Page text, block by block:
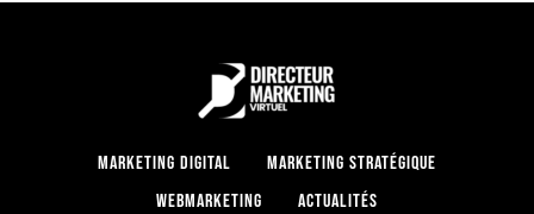
Marketing digital
Marketing stratégique
Webmarketing
Actualités